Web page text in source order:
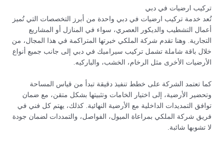
تركيب ارضيات في دبي
تُعد خدمة تركيب ارضيات في دبي واحدة من أبرز التخصصات التي تُميز
أعمال التشطيب والديكور العصري، سواء في المنازل أو المشاريع
التجارية. وهنا تقدم شركة الملكي خبرتها المتراكمة في هذا المجال، من
خلال باقة شاملة تشمل تركيب سيراميك في دبي إلى جانب جميع أنواع
الأرضيات الأخرى مثل الرخام، الخشب، والباركيه.
كما تعتمد الشركة على خطط تنفيذ دقيقة تبدأ من قياس المساحة
وتحضير الأرضية، إلى اختيار الخامات وتثبيتها بشكل متقن، مع ضمان
توافق التمديدات الداخلية مع الأرضية النهائية. كذلك، يهتم كل فني في
فريق شركة الملكي بمراعاة الميول، الفواصل، والتمددات لضمان جودة
لا تشوبها شائبة.